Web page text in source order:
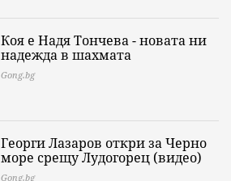
Коя е Надя Тончева - новата ни
надежда в шахмата
Gong.bg
Георги Лазаров откри за Черно
море срещу Лудогорец (видео)
Gong.bg